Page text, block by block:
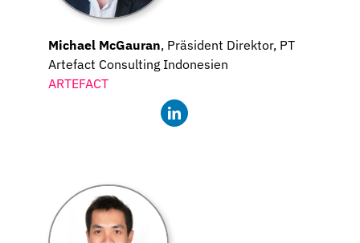
Michael McGauran, Präsident Direktor, PT
Artefact Consulting Indonesien
ARTEFACT